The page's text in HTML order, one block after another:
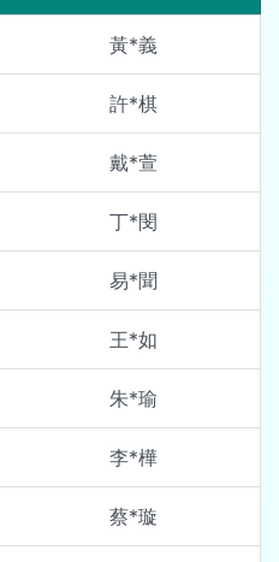
黃*義
許*棋
戴*萱
丁*閔
易*聞
王*如
朱*瑜
李*樺
蔡*璇